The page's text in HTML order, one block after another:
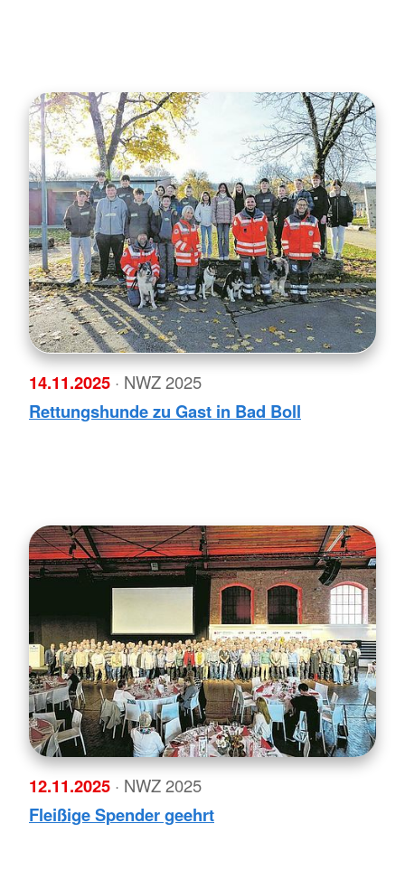
14.11.2025 · NWZ 2025
Rettungshunde zu Gast in Bad Boll
12.11.2025 · NWZ 2025
Fleißige Spender geehrt